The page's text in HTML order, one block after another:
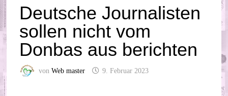
Deutsche Journalisten
sollen nicht vom
Donbas aus berichten
vonWeb master 9. Februar 2023